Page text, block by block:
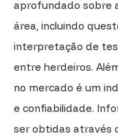
aprofundado sobre
área, incluindo
interpretação de
entre herdeiros.
no mercado é um
e confiabilidade.
ser obtidas através